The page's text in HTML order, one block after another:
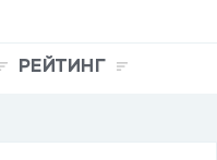
РЕЙТИНГ